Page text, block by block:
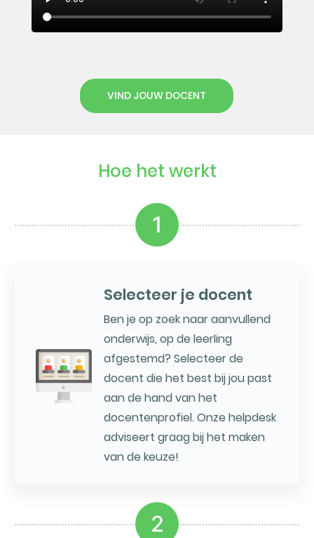
VIND JOUW DOCENT
Hoe het werkt
1
Selecteer je docent
Ben je op zoek naar aanvullend
onderwijs, op de leerling
afgestemd? Selecteer de
docent die het best bij jou past
aan de hand van het
docentenprofiel. Onze helpdesk
adviseert graag bij het maken
van de keuze!
2